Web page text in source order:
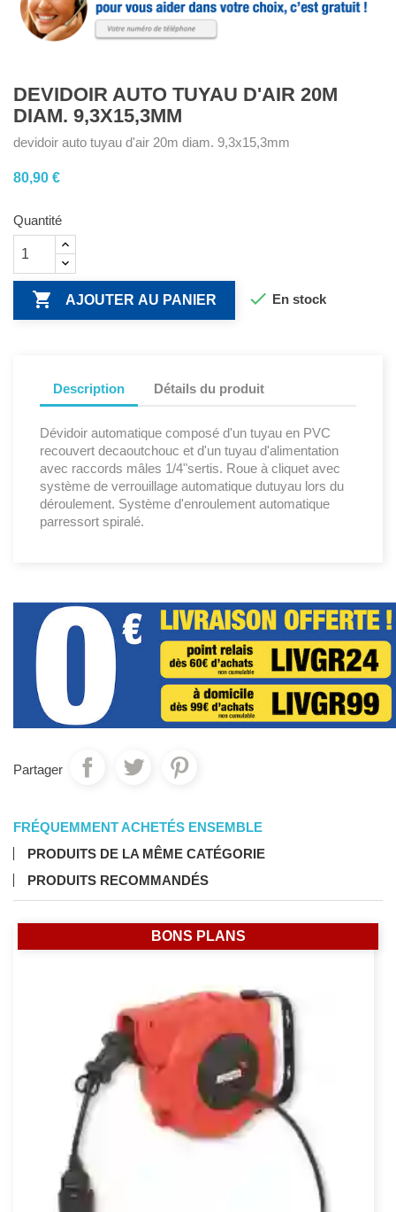
DEVIDOIR AUTO TUYAU D'AIR 20M
DIAM. 9,3X15,3MM
devidoir auto tuyau d'air 20m diam. 9,3x15,3mm
80,90 €
Quantité
 AJOUTER AU PANIER  En stock
Description Détails du produit
Dévidoir automatique composé d'un tuyau en PVC
recouvert decaoutchouc et d'un tuyau d'alimentation
avec raccords mâles 1/4"sertis. Roue à cliquet avec
système de verrouillage automatique dutuyau lors du
déroulement. Système d'enroulement automatique
parressort spiralé.
Partager
FRÉQUEMMENT ACHETÉS ENSEMBLE
PRODUITS DE LA MÊME CATÉGORIE
PRODUITS RECOMMANDÉS
BONS PLANS